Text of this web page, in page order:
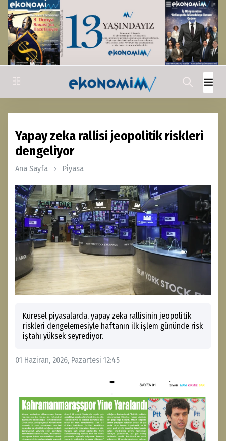
Yapay zeka rallisi jeopolitik riskleri
dengeliyor
Ana Sayfa Pi̇yasa
Küresel piyasalarda, yapay zeka rallisinin jeopolitik
riskleri dengelemesiyle haftanın ilk işlem gününde risk
iştahı yüksek seyrediyor.
01 Haziran, 2026, Pazartesi 12:45